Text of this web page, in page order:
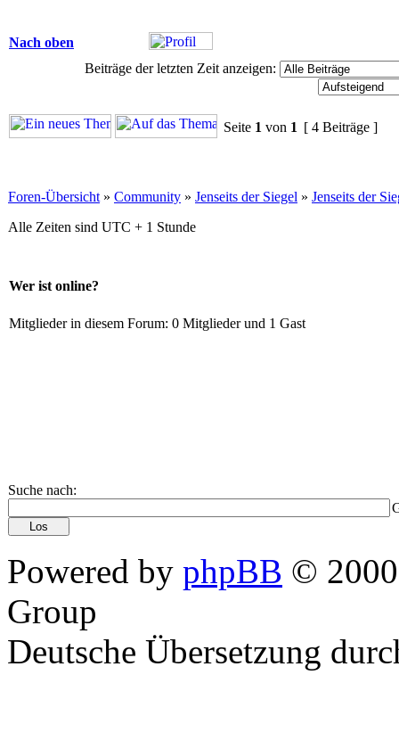
Nach oben
Beiträge der letzten Zeit anzeigen:
Seite 1 von 1 [ 4 Beiträge ]
Foren-Übersicht » Community » Jenseits der Siegel » Jenseits der
Alle Zeiten sind UTC + 1 Stunde
Wer ist online?
Mitglieder in diesem Forum: 0 Mitglieder und 1 Gast
Suche nach:
Powered by phpBB ©
Group
Deutsche Übersetzung